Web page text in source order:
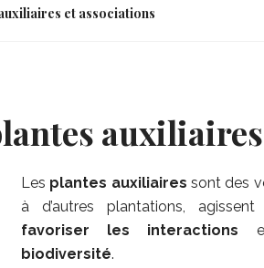
et associations
Les plantes auxiliaires sont des
à d’autres plantations,
favoriser les interactions
biodiversité.